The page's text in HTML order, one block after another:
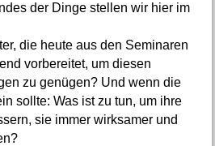
der Dinge stellen wir hier im
die heute aus den Seminaren
vorbereitet, um diesen
zu genügen? Und wenn die
sollte: Was ist zu tun, um ihre
sie immer wirksamer und